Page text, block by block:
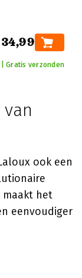
Gratis verzonden
ook een
maakt het
eenvoudiger